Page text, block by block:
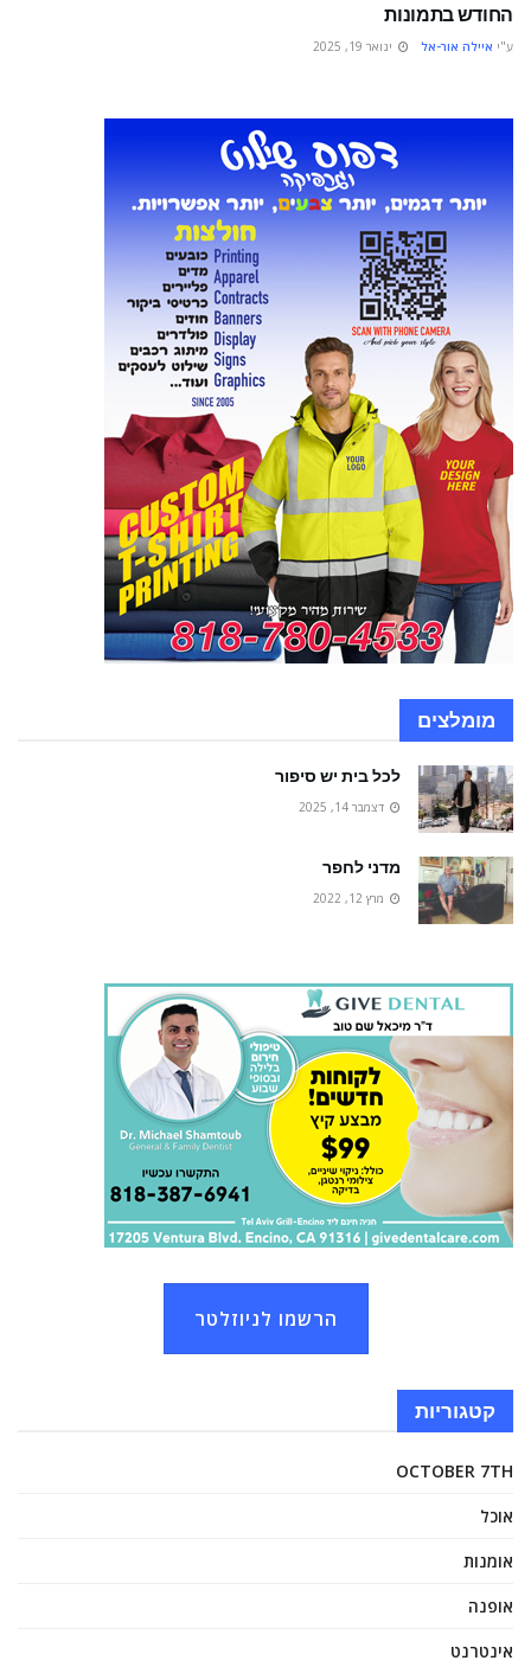
החודש בתמונות
ע"י איילה אור-אל ינואר 19, 2025
מומלצים
לכל בית יש סיפור
דצמבר 14, 2025
מדני לחפר
מרץ 12, 2022
הרשמו לניוזלטר
קטגוריות
OCTOBER 7TH
אוכל
אומנות
אופנה
אינטרנט